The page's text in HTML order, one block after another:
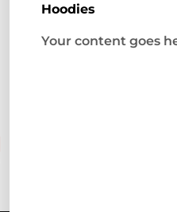
Hoodies
Your content goes